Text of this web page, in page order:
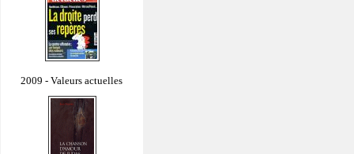
2009 - Valeurs actuelles